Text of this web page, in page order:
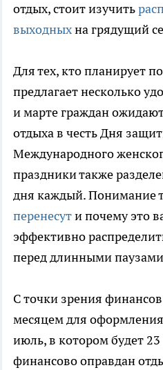
отдых, стоит изучить
выходныхна грядущий
Для тех, кто планирует
предлагает несколько
и марте граждан
отдыха в честь Дня
Международного
праздники также
дня каждый. Понимание
перенесути почему это
эффективно
перед длинными
С точки зрения
месяцем для оформления
июль, в котором будет
финансово оправдан